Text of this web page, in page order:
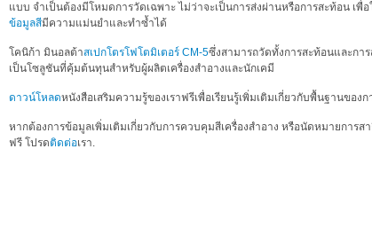
แบบ จำเป็นต้องมีโหมดการวัดเฉพาะ ไม่ว่าจะเป็นการส่งผ่านหรือการสะท้อน เพื่
ข้อมูลสีมีความแม่นยำและทำซ้ำได้
โคนิก้า มินอลต้าสเปกโตรโฟโตมิเตอร์ CM-5ซึ่งสามารถวัดทั้งการสะท้อนและกา
เป็นโซลูชันที่คุ้มต้นทุนสำหรับผู้ผลิตเครื่องสำอางและนักเคมี
ดาวน์โหลดหนังสือเสริมความรู้ของเราฟรีเพื่อเรียนรู้เพิ่มเติมเกี่ยวกับพื้นฐานของก
หากต้องการข้อมูลเพิ่มเติมเกี่ยวกับการควบคุมสีเครื่องสำอาง หรือนัดหมายการ
ฟรี โปรดติดต่อเรา.